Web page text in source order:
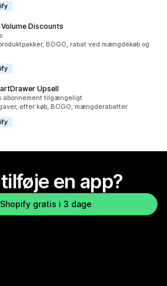
Discounts
BOGO, rabat ved mængdekøb og
Upsell
alt
abonnement tilgængeligt
efter køb, BOGO, mængderabatter
en app?
gratis i 3 dage